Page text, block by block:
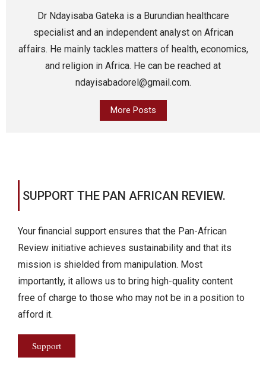
Dr Ndayisaba Gateka is a Burundian healthcare
specialist and an independent analyst on African
affairs. He mainly tackles matters of health, economics,
and religion in Africa. He can be reached at
ndayisabadorel@gmail.com.
More Posts
SUPPORT THE PAN AFRICAN REVIEW.
Your financial support ensures that the Pan-African
Review initiative achieves sustainability and that its
mission is shielded from manipulation. Most
importantly, it allows us to bring high-quality content
free of charge to those who may not be in a position to
afford it.
Support